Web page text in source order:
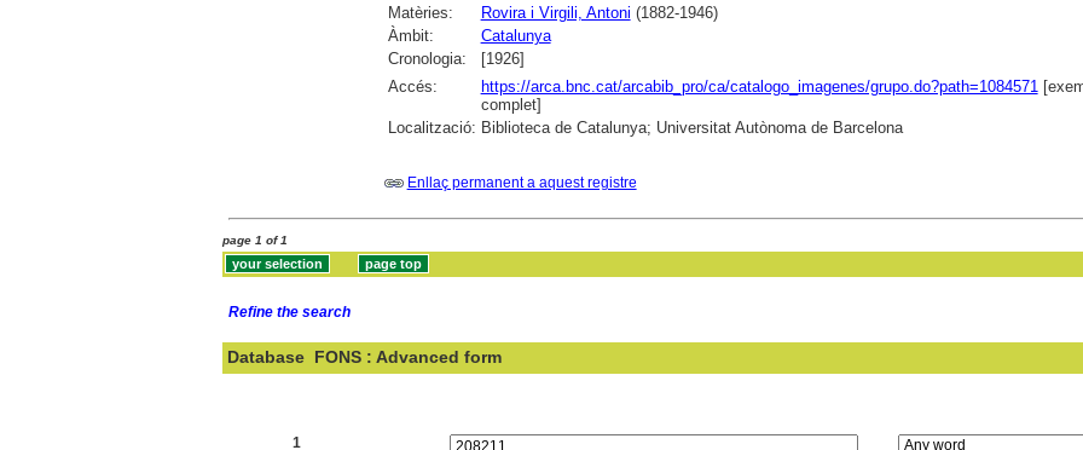
Matèries:
Rovira i Virgili, Antoni (1882-1946)
Àmbit:
Catalunya
Cronologia:
[1926]
Accés:
https://arca.bnc.cat/arcabib_pro/ca/catalogo_imagenes/grupo.do?path=1084571
complet]
Localització: Biblioteca de Catalunya; Universitat Autònoma de Barcelona
Enllaç permanent a aquest registre
page 1 of 1
Refine the search
Database FONS : Advanced form
1